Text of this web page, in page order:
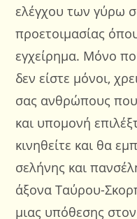
ελέγχου των γύρω
προετοιμασίας
εγχείρημα. Μόνο
δεν είστε μόνοι,
σας ανθρώπους
και υπομονή
κινηθείτε και θα
σελήνης και
άξονα Ταύρου-
μιας υπόθεσης